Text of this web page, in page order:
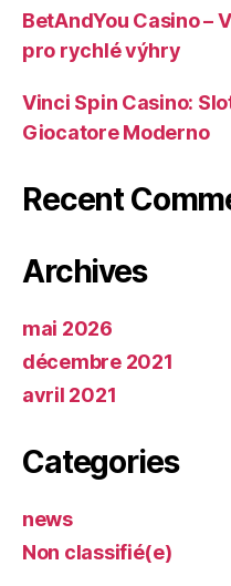
BetAndYou Casino –
pro rychlé výhry
Vinci Spin Casino:
Giocatore Moderno
Recent
Archives
mai 2026
décembre 2021
avril 2021
Categories
news
Non classifié(e)